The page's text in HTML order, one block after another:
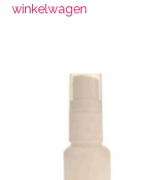
winkelwagen